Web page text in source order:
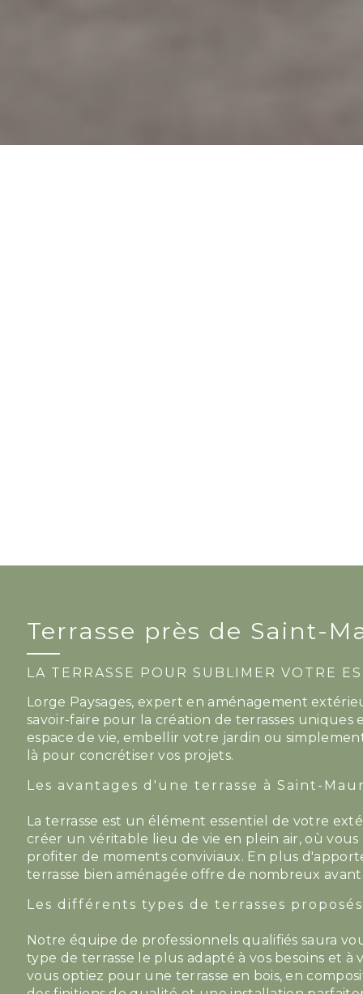
Terrasse près de Saint-
LA TERRASSE POUR SUBLIMER VOTRE
Lorge Paysages, expert en aménagement
savoir-faire pour la création de terrasses
espace de vie, embellir votre jardin ou
là pour concrétiser vos projets.
Les avantages d'une terrasse à Saint-
La terrasse est un élément essentiel de votre
créer un véritable lieu de vie en plein air, où
profiter de moments conviviaux. En plus
terrasse bien aménagée offre de nombreux
Les différents types de terrasses
Notre équipe de professionnels qualifiés saura
type de terrasse le plus adapté à vos besoins et
vous optiez pour une terrasse en bois, en